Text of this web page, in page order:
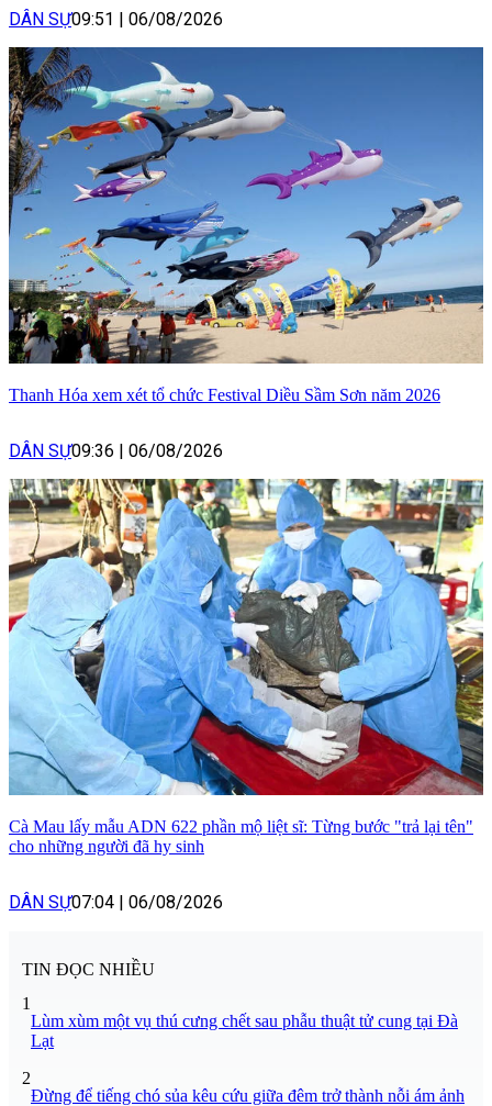
DÂN SỰ09:51 06/08/2026
Thanh Hóa xem xét tổ chức Festival Diều Sầm Sơn năm 2026
DÂN SỰ09:36 06/08/2026
Cà Mau lấy mẫu ADN 622 phần mộ liệt sĩ: Từng bước "trả lại tên"
cho những người đã hy sinh
DÂN SỰ07:04 06/08/2026
TIN ĐỌC NHIỀU
1
Lùm xùm một vụ thú cưng chết sau phẫu thuật tử cung tại Đà
Lạt
2
Đừng để tiếng chó sủa kêu cứu giữa đêm trở thành nỗi ám ảnh